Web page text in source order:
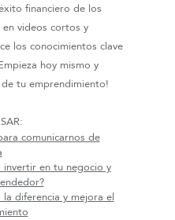
financiero de los
videos cortos y
los conocimientos clave
hoy mismo y
tu emprendimiento!
comunicarnos de
invertir en tu negocio y
diferencia y mejora el